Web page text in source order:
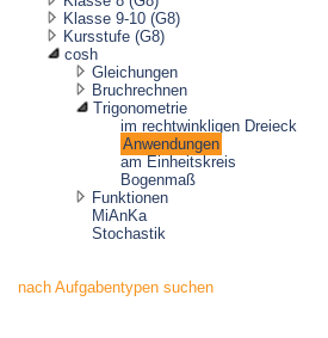
Klasse 9-10 (G8)
Kursstufe (G8)
cosh
Gleichungen
Bruchrechnen
Trigonometrie
im rechtwinkligen Dreieck
Anwendungen
am Einheitskreis
Bogenmaß
Funktionen
MiAnKa
Stochastik
nach Aufgabentypen suchen